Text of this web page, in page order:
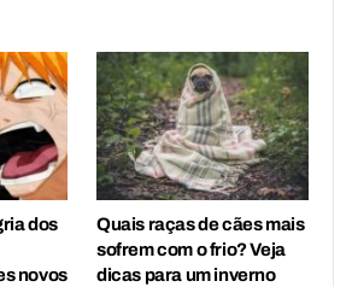
dos
novos
Quais raças de cães mais
sofrem com o frio? Veja
dicas para um inverno